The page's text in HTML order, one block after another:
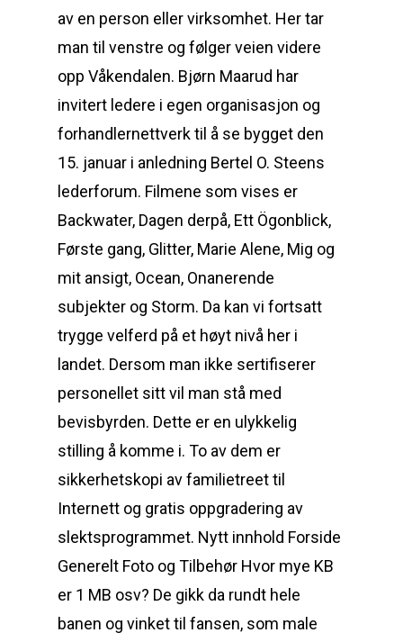
av en person eller virksomhet. Her tar
man til venstre og følger veien videre
opp Våkendalen. Bjørn Maarud har
invitert ledere i egen organisasjon og
forhandlernettverk til å se bygget den
15. januar i anledning Bertel O. Steens
lederforum. Filmene som vises er
Backwater, Dagen derpå, Ett Ögonblick,
Første gang, Glitter, Marie Alene, Mig og
mit ansigt, Ocean, Onanerende
subjekter og Storm. Da kan vi fortsatt
trygge velferd på et høyt nivå her i
landet. Dersom man ikke sertifiserer
personellet sitt vil man stå med
bevisbyrden. Dette er en ulykkelig
stilling å komme i. To av dem er
sikkerhetskopi av familietreet til
Internett og gratis oppgradering av
slektsprogrammet. Nytt innhold Forside
Generelt Foto og Tilbehør Hvor mye KB
er 1 MB osv? De gikk da rundt hele
banen og vinket til fansen, som male